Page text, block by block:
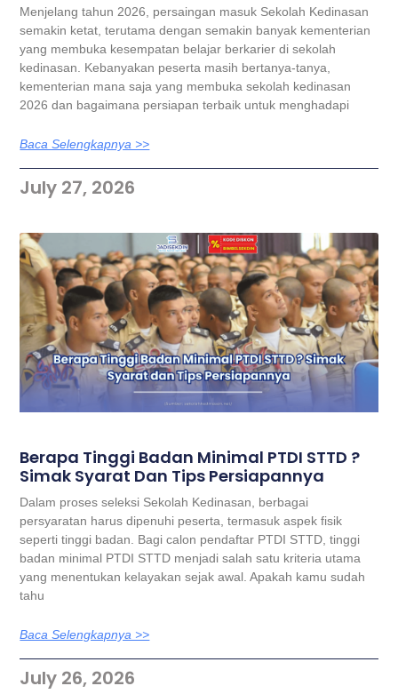
Menjelang tahun 2026, persaingan masuk Sekolah Kedinasan
semakin ketat, terutama dengan semakin banyak kementerian
yang membuka kesempatan belajar berkarier di sekolah
kedinasan. Kebanyakan peserta masih bertanya-tanya,
kementerian mana saja yang membuka sekolah kedinasan
2026 dan bagaimana persiapan terbaik untuk menghadapi
Baca Selengkapnya >>
July 27, 2026
Berapa Tinggi Badan Minimal PTDI STTD ?
Simak Syarat Dan Tips Persiapannya
Dalam proses seleksi Sekolah Kedinasan, berbagai
persyaratan harus dipenuhi peserta, termasuk aspek fisik
seperti tinggi badan. Bagi calon pendaftar PTDI STTD, tinggi
badan minimal PTDI STTD menjadi salah satu kriteria utama
yang menentukan kelayakan sejak awal. Apakah kamu sudah
tahu
Baca Selengkapnya >>
July 26, 2026